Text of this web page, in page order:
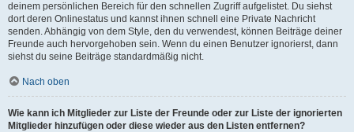
deinem persönlichen Bereich für den schnellen Zugriff aufgelistet. Du siehst
dort deren Onlinestatus und kannst ihnen schnell eine Private Nachricht
senden. Abhängig von dem Style, den du verwendest, können Beiträge deiner
Freunde auch hervorgehoben sein. Wenn du einen Benutzer ignorierst, dann
siehst du seine Beiträge standardmäßig nicht.
Nach oben
Wie kann ich Mitglieder zur Liste der Freunde oder zur Liste der ignorierten
Mitglieder hinzufügen oder diese wieder aus den Listen entfernen?